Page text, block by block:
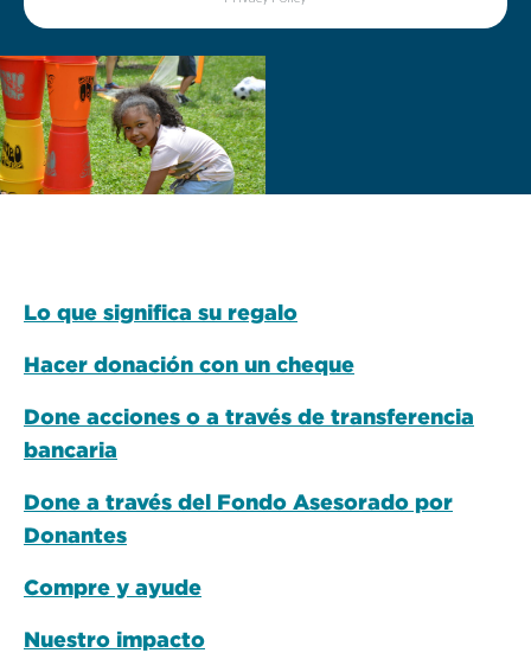
Lo que significa su regalo
Hacer donación con un cheque
Done acciones o a través de transferencia
bancaria
Done a través del Fondo Asesorado por
Donantes
Compre y ayude
Nuestro impacto